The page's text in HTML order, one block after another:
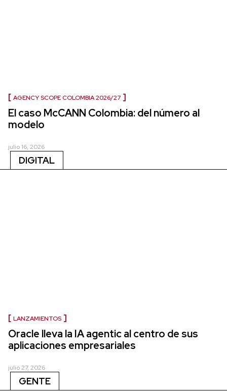
AGENCY SCOPE COLOMBIA 2026/27
El caso McCANN Colombia: del número al
modelo
julio 16, 2026
DIGITAL
LANZAMIENTOS
Oracle lleva la IA agentic al centro de sus
aplicaciones empresariales
julio 27, 2026
GENTE